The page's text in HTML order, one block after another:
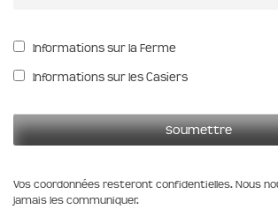
Informations sur la Ferme
Informations sur les Casiers
Vos coordonnées resteront confidentielles. Nous
jamais les communiquer.